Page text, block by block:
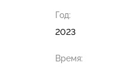
Год:
2023
Время: